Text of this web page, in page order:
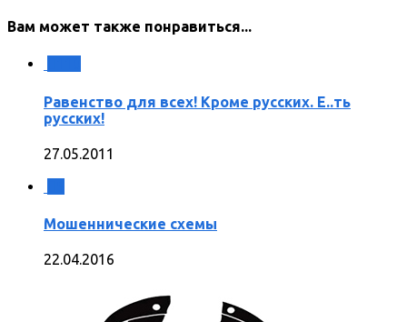
Вам может также понравиться...
Равенство для всех! Кроме русских. Е..ть
русских!
27.05.2011
Мошеннические схемы
22.04.2016